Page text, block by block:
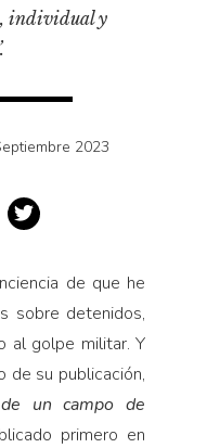
individual y
2023
de que he
sobre detenidos,
al golpe militar. Y
de su publicación,
un campo de
primero en